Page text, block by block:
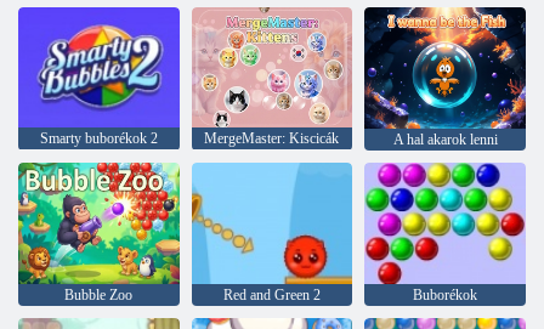
Smarty buborékok 2 MergeMaster: Kiscicák A hal akarok lenni
Bubble Zoo Red and Green 2 Buborékok